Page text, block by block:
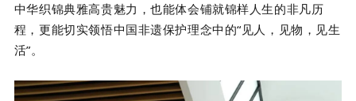
中华织锦典雅高贵魅力，也能体会铺就锦样人生的非凡历
程，更能切实领悟中国非遗保护理念中的“见人，见物，见生
活”。